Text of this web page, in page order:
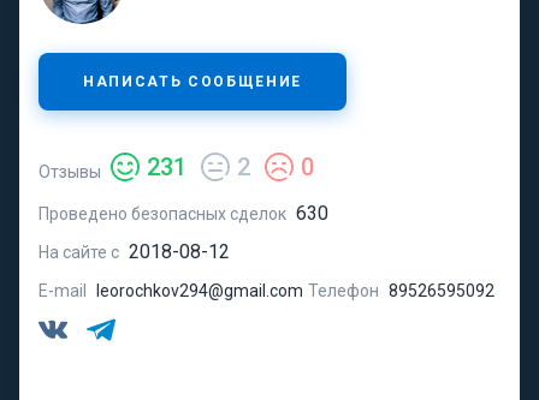
НАПИСАТЬ СООБЩЕНИЕ
Отзывы 231 2 0
Проведено безопасных сделок 630
На сайте с 2018-08-12
E-mail leorochkov294@gmail.com Телефон 89526595092